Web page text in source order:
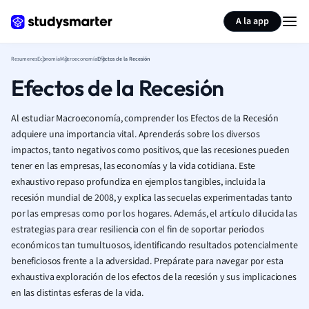
A la app
ResumenesEconomíaMacroeconomíaEfectos de la Recesión
Efectos de la Recesión
Al estudiar Macroeconomía, comprender los Efectos de la Recesión
adquiere una importancia vital. Aprenderás sobre los diversos
impactos, tanto negativos como positivos, que las recesiones pueden
tener en las empresas, las economías y la vida cotidiana. Este
exhaustivo repaso profundiza en ejemplos tangibles, incluida la
recesión mundial de 2008, y explica las secuelas experimentadas tanto
por las empresas como por los hogares. Además, el artículo dilucida las
estrategias para crear resiliencia con el fin de soportar periodos
económicos tan tumultuosos, identificando resultados potencialmente
beneficiosos frente a la adversidad. Prepárate para navegar por esta
exhaustiva exploración de los efectos de la recesión y sus implicaciones
en las distintas esferas de la vida.
Resumir página